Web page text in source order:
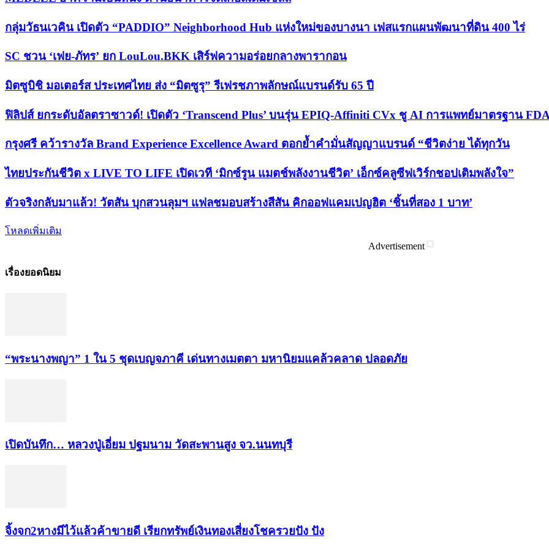
กลุ่มวัธนเวคิน เปิดตัว “PADDIO” Neighborhood Hub แห่งใหม่ของบางนา เฟสแรกแผนพัฒนาที่ดิน 400 ไร่
SC ชวน ‘เฟย-ภัทร’ ยก LouLou.BKK เสิร์ฟความอร่อยกลางพารากอน
มิตซูบิชิ มอเตอร์ส ประเทศไทย ส่ง “มิตซูรุ” รีเฟรชภาพลักษณ์แบรนด์รับ 65 ปี
ฟิลิปส์ ยกระดับอัลตราซาวด์! เปิดตัว ‘Transcend Plus’ บนรุ่น EPIQ-Affiniti CVx ชู AI การแพทย์มาตรฐาน
กรุงศรี คว้ารางวัล Brand Experience Excellence Award ตอกย้ำคำมั่นสัญญาแบรนด์ “ชีวิตง่าย ได้ทุกวัน
ไทยประกันชีวิต x LIVE TO LIFE เปิดเวที ‘มิกซ์รูน แมตช์พลังงานชีวิต’ เอ็กซ์คลูซีฟเวิร์กชอปเติมพลังใจ”
ตัวจริงกลับมาแล้ว! วัตสัน บุกสวนลุมฯ แฟลชมอบสร้างสีสัน คิกออฟแคมเปญฮิต ‘ชิ้นที่สอง 1 บาท’
โหลดเพิ่มเติม
Advertisement
เรื่องยอดนิยม
“พระ​นาง​พญา” 1 ใน 5​ ชุดเบญจ​ภาคี​ เด่นทางเมตตา​ มหา​นิยม​แคล้วคลาด​ ปลอดภัย​
เปิดบันทึก… หลวงปู่เอี่ยม ​ปฐม​นาม​ วัดสะพานสูง​ จว.นนทบุรี
จิ้งจก​2​หาง​มีไว้แล้ว​ค้าขาย​ดี​ เรียก​ทรัพย์เงินทอง​เสี่ยงโชค​รวยปัง​ ปัง​